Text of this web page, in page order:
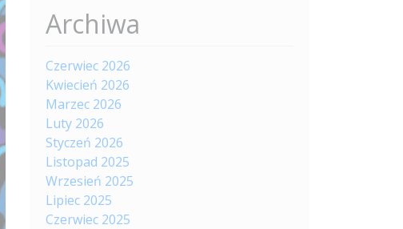
Archiwa
Czerwiec 2026
Kwiecień 2026
Marzec 2026
Luty 2026
Styczeń 2026
Listopad 2025
Wrzesień 2025
Lipiec 2025
Czerwiec 2025